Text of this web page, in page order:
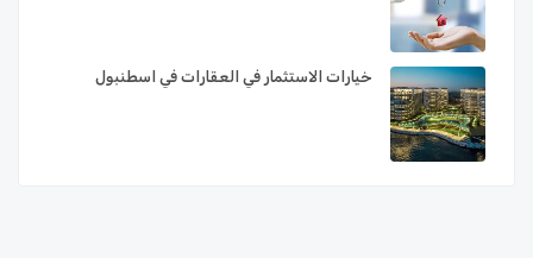
خيارات الاستثمار في العقارات في اسطنبول